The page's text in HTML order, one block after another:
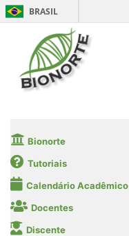
BRASIL
Bionorte
Tutoriais
Calendário Acadêmico
Docentes
Discente